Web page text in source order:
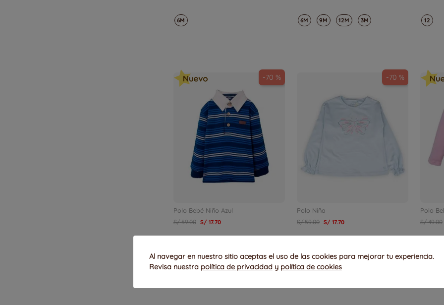
6M 6M 9M 12M 3M 12
Polo Bebé Niño Azul
S/ 59.00 S/ 17.70
-70 %
Polo Niña
S/ 59.00 S/ 17.70
-70 %
Polo
S/ 49.00
Al navegar en nuestro sitio aceptas el uso de las cookies para mejorar tu experiencia.
Revisa nuestra política de privacidady política de cookies